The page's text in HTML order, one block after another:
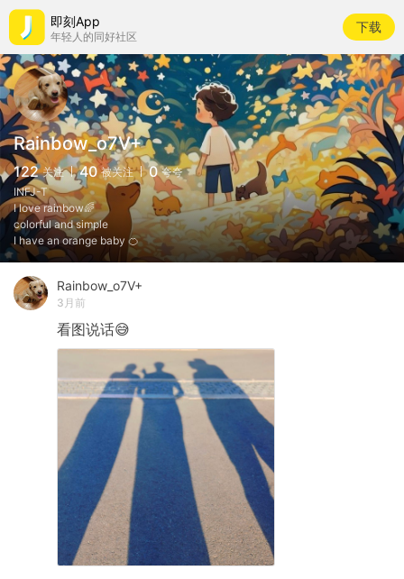
即刻App
年轻人的同好社区
下载
Rainbow_o7V+
122 关注 40 被关注 0 夸夸
INFJ-T
I love rainbow🌈
colorful and simple
I have an orange baby 🍊
Rainbow_o7V+
3月前
看图说话😅